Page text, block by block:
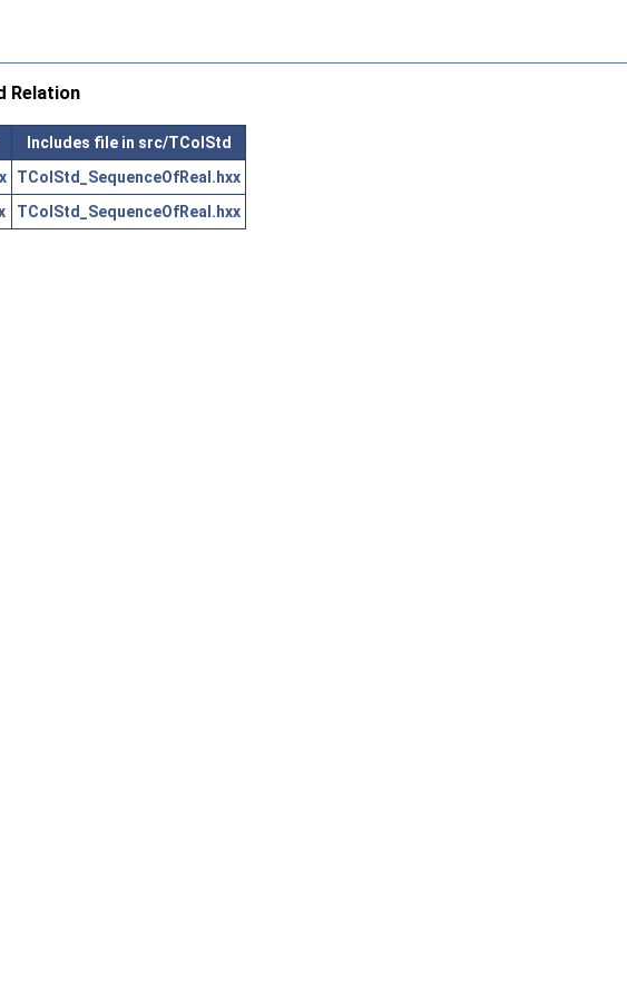
Relation
Includes file in src/TColStd
TColStd_SequenceOfReal.hxx
TColStd_SequenceOfReal.hxx